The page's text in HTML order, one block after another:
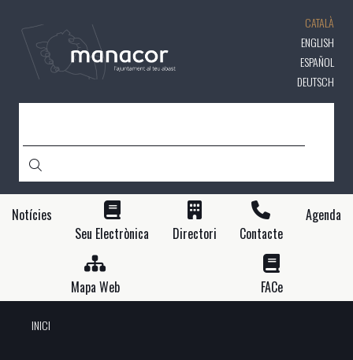
contingut
CATALÀ
ENGLISH
ESPAÑOL
DEUTSCH
Notícies
Seu Electrònica
Directori Contacte
Agenda
Mapa Web FACe
INICI